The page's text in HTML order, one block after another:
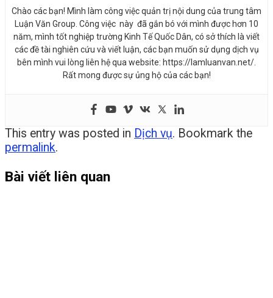
Chào các bạn! Mình làm công việc quản trị nội dung của trung tâm
Luận Văn Group. Công việc này đã gắn bó với mình được hơn 10
năm, mình tốt nghiệp trường Kinh Tế Quốc Dân, có sở thích là viết
các đề tài nghiên cứu và viết luận, các bạn muốn sử dụng dịch vụ
bên mình vui lòng liên hệ qua website: https://lamluanvan.net/.
Rất mong được sự ủng hộ của các bạn!
This entry was posted in Dịch vụ. Bookmark the
permalink.
Bài viết liên quan